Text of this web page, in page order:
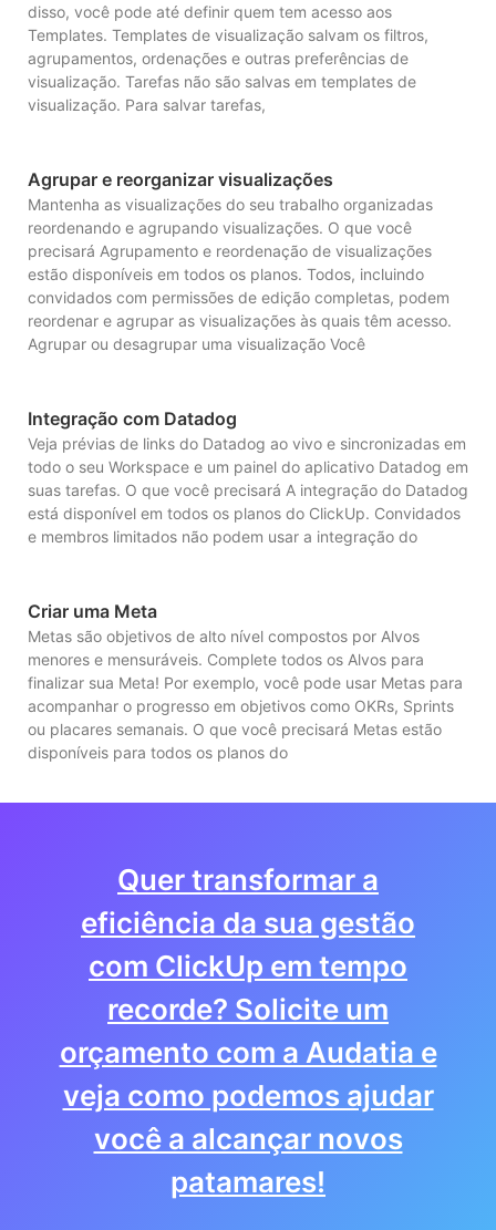
disso, você pode até definir quem tem acesso aos
Templates. Templates de visualização salvam os filtros,
agrupamentos, ordenações e outras preferências de
visualização. Tarefas não são salvas em templates de
visualização. Para salvar tarefas,
Agrupar e reorganizar visualizações
Mantenha as visualizações do seu trabalho organizadas
reordenando e agrupando visualizações. O que você
precisará Agrupamento e reordenação de visualizações
estão disponíveis em todos os planos. Todos, incluindo
convidados com permissões de edição completas, podem
reordenar e agrupar as visualizações às quais têm acesso.
Agrupar ou desagrupar uma visualização Você
Integração com Datadog
Veja prévias de links do Datadog ao vivo e sincronizadas em
todo o seu Workspace e um painel do aplicativo Datadog em
suas tarefas. O que você precisará A integração do Datadog
está disponível em todos os planos do ClickUp. Convidados
e membros limitados não podem usar a integração do
Criar uma Meta
Metas são objetivos de alto nível compostos por Alvos
menores e mensuráveis. Complete todos os Alvos para
finalizar sua Meta! Por exemplo, você pode usar Metas para
acompanhar o progresso em objetivos como OKRs, Sprints
ou placares semanais. O que você precisará Metas estão
disponíveis para todos os planos do
Quer transformar a
eficiência da sua gestão
com ClickUp em tempo
recorde? Solicite um
orçamento com a Audatia e
veja como podemos ajudar
você a alcançar novos
patamares!